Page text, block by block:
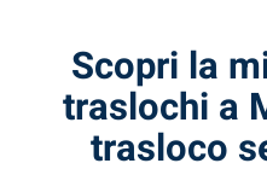
Scopri la
traslochi a
trasloco